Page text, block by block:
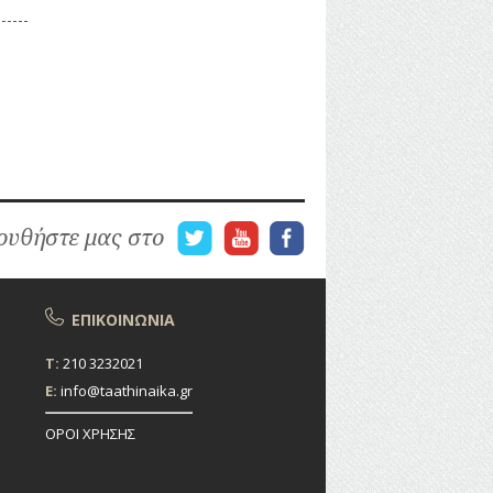
μας στο
ΕΠΙΚΟΙΝΩΝΙΑ
T: 210 3232021
E: info@taathinaika.gr
ΟΡΟΙ ΧΡΗΣΗΣ